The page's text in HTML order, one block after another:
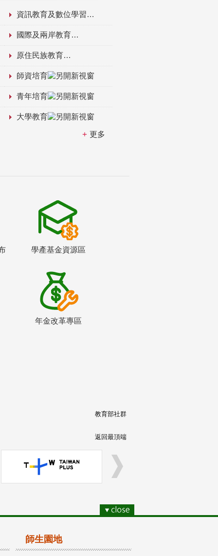
資訊教育及數位學習
國際及兩岸教育
原住民族教育
師資培育
青年培育
大學教育
更多
學產基金資源區
年金改革專區
教育部社群
返回最頂端
師生園地